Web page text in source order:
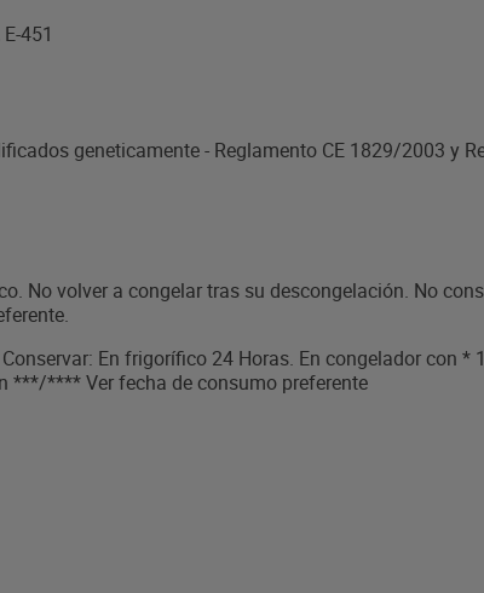
451
geneticamente - Reglamento CE 1829/2003 y
No volver a congelar tras su descongelación. No
En frigorífico 24 Horas. En congelador con *
***/**** Ver fecha de consumo preferente